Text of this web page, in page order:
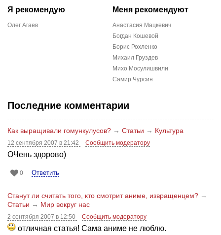
Я рекомендую
Олег Агаев
Меня рекомендуют
Анастасия Мацкевич
Богдан Кошевой
Борис Рохленко
Михаил Груздев
Михо Мосулишвили
Самир Чурсин
Последние комментарии
Как выращивали гомункулусов? → Статьи → Культура
12 сентября 2007 в 21:42 Сообщить модератору
ОЧень здорово)
0 Ответить
Станут ли считать того, кто смотрит аниме, извращенцем? →
Статьи → Мир вокруг нас
2 сентября 2007 в 12:50 Сообщить модератору
отличная статья! Сама аниме не люблю.